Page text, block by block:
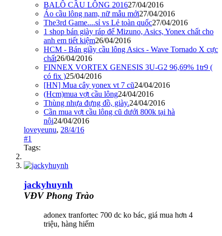
BALÔ CẦU LÔNG 201627/04/2016
Áo cầu lông nam, nữ mẫu mới27/04/2016
The3rd Game....sỉ vs Lẻ toàn quốc27/04/2016
1 shop bán giày ráp đế Mizuno, Asics, Yonex chất cho
anh em tiết kiệm26/04/2016
HCM - Bán giầy cầu lông Asics - Wave Tornado X cực
chất26/04/2016
FINNEX VORTEX GENESIS 3U-G2 96,69% 1tr9 (
có fix )25/04/2016
[HN] Mua cây yonex vt 7 cũ24/04/2016
(Hcm)mua vợt cầu lông24/04/2016
Thùng nhựa đựng đồ, giày.24/04/2016
Cần mua vợt cầu lông cũ dưới 800k tại hà
nội24/04/2016
loveyeunu, 28/4/16
#1
Tags:
jackyhuynh
VĐV Phong Trào
adonex tranfortec 700 dc ko bác, giá mua hơn 4
triệu, hàng hiếm